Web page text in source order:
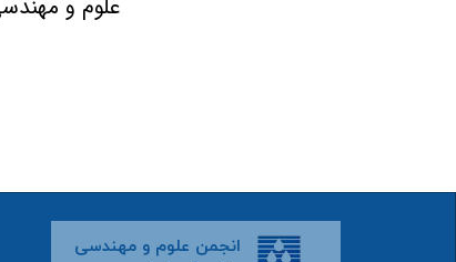
علوم و
انجمن علوم و مهندسی